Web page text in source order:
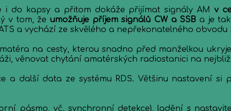
i do kapsy a přitom dokáže přijímat signály AM v
v tom, žeumožňuje příjem signálů CW a SSB a je
a vychází ze skvělého a nepřekonatelného obvodu
na cesty, kterou snadno před manželkou
věnovat chytání amatérských radiostanici na
a další data ze systému RDS. Většinu nastavení
pásmo, vč. synchronní detekce), ladění s